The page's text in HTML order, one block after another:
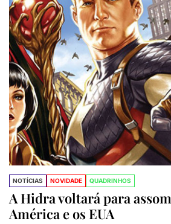
NOTÍCIAS NOVIDADE QUADRINHOS
A Hidra voltará para
América e os EUA